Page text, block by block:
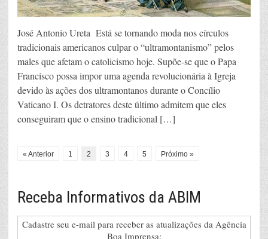
José Antonio Ureta Está se tornando moda nos círculos
tradicionais americanos culpar o “ultramontanismo” pelos
males que afetam o catolicismo hoje. Supõe-se que o Papa
Francisco possa impor uma agenda revolucionária à Igreja
devido às ações dos ultramontanos durante o Concílio
Vaticano I. Os detratores deste último admitem que eles
conseguiram que o ensino tradicional […]
« Anterior 1 2 3 4 5 Próximo »
Receba Informativos da ABIM
Cadastre seu e-mail para receber as atualizações da Agência
Boa Imprensa: